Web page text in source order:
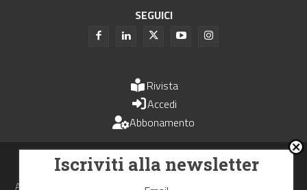
SEGUICI
Rivista
Accedi
Abbonamento
Uomini e Trasporti è un periodico associato all'Unione Stampa
Periodica Italiana - USPI
Autorizzazione del Tribunale di Bologna N.4993 del 15 giugno 1982
Iscriviti alla newsletter